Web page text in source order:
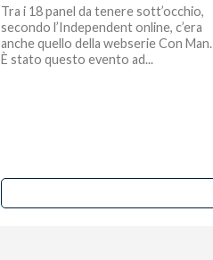
Tra i 18 panel da tenere sott’occhio,
secondo l’Independent online, c’era
anche quello della webserie Con Man.
È stato questo evento ad...